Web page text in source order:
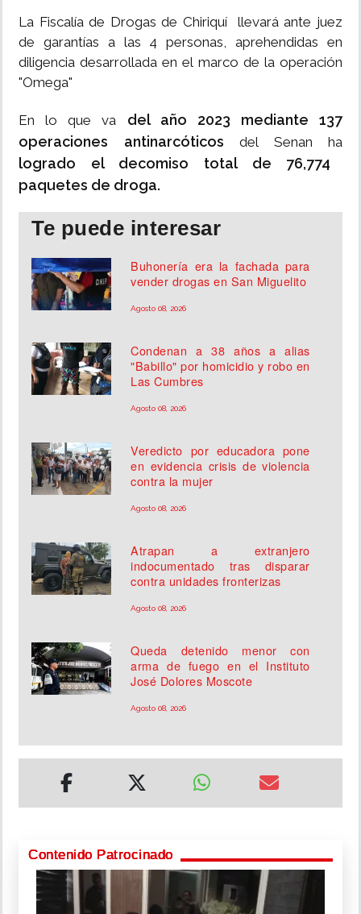
La Fiscalía de Drogas de Chiriquí llevará ante juez
de garantías a las 4 personas, aprehendidas en
diligencia desarrollada en el marco de la operación
"Omega"
En lo que va del año 2023 mediante 137
operaciones antinarcóticos del Senan ha
logrado el decomiso total de 76,774
paquetes de droga.
Te puede interesar
Buhonería era la fachada para
vender drogas en San Miguelito
Agosto 08, 2026
Condenan a 38 años a alias
"Babillo" por homicidio y robo en
Las Cumbres
Agosto 08, 2026
Veredicto por educadora pone
en evidencia crisis de violencia
contra la mujer
Agosto 08, 2026
Atrapan a extranjero
indocumentado tras disparar
contra unidades fronterizas
Agosto 08, 2026
Queda detenido menor con
arma de fuego en el Instituto
José Dolores Moscote
Agosto 08, 2026
Contenido Patrocinado